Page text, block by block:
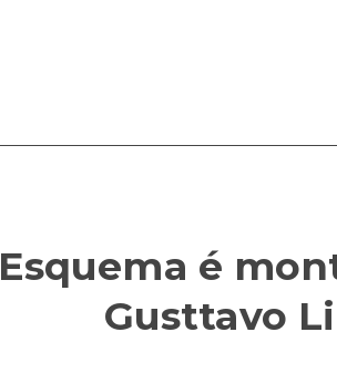
Esquema é
Gusttavo